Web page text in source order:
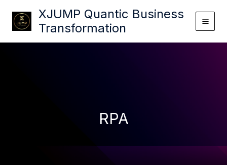
para
conteúdo
XJUMP Quantic Business
Transformation
RPA